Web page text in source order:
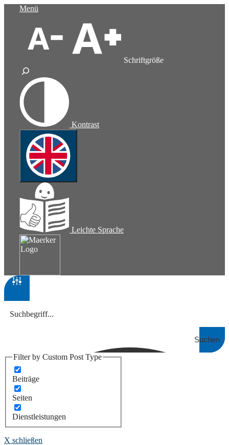
Menü
Schriftgröße
Kontrast
Leichte Sprache
Suchen
Filter by Custom Post Type
Beiträge
Seiten
Dienstleistungen
X schließen